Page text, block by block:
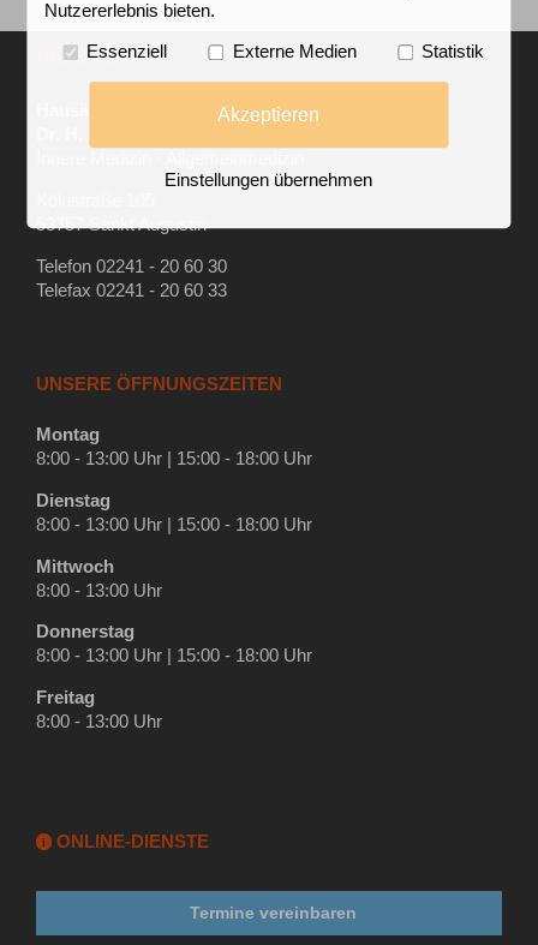
ÜBER UNS
53757 Sankt Augustin
Telefon 02241 - 20 60 30
Telefax 02241 - 20 60 33
UNSERE ÖFFNUNGSZEITEN
Montag
8:00 - 13:00 Uhr | 15:00 - 18:00 Uhr
Dienstag
8:00 - 13:00 Uhr | 15:00 - 18:00 Uhr
Mittwoch
8:00 - 13:00 Uhr
Donnerstag
8:00 - 13:00 Uhr | 15:00 - 18:00 Uhr
Freitag
8:00 - 13:00 Uhr
i ONLINE-DIENSTE
Termine vereinbaren
Nutzererlebnis bieten.
Essenziell Externe Medien Statistik
Akzeptieren
Einstellungen übernehmen